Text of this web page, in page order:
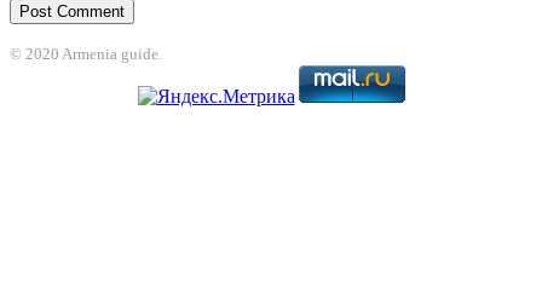
© 2020 Armenia guide.